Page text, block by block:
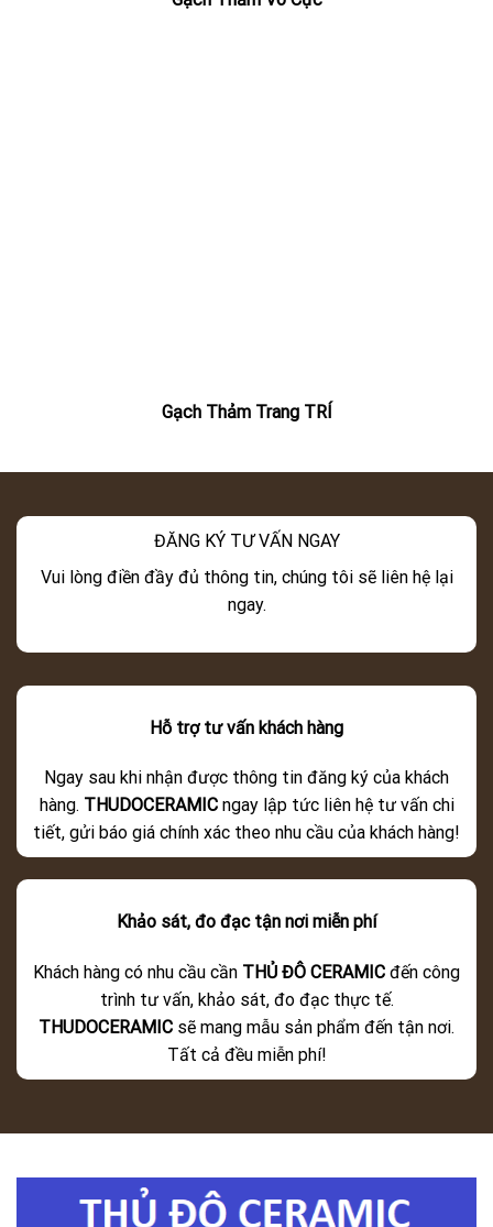
Gạch Thảm Trang TRÍ
ĐĂNG KÝ TƯ VẤN NGAY
Vui lòng điền đầy đủ thông tin, chúng tôi sẽ liên hệ lại
ngay.
Hỗ trợ tư vấn khách hàng
Ngay sau khi nhận được thông tin đăng ký của khách
hàng. THUDOCERAMIC ngay lập tức liên hệ tư vấn chi
tiết, gửi báo giá chính xác theo nhu cầu của khách hàng!
Khảo sát, đo đạc tận nơi miễn phí
Khách hàng có nhu cầu cần THỦ ĐÔ CERAMIC đến công
trình tư vấn, khảo sát, đo đạc thực tế.
THUDOCERAMIC sẽ mang mẫu sản phẩm đến tận nơi.
Tất cả đều miễn phí!